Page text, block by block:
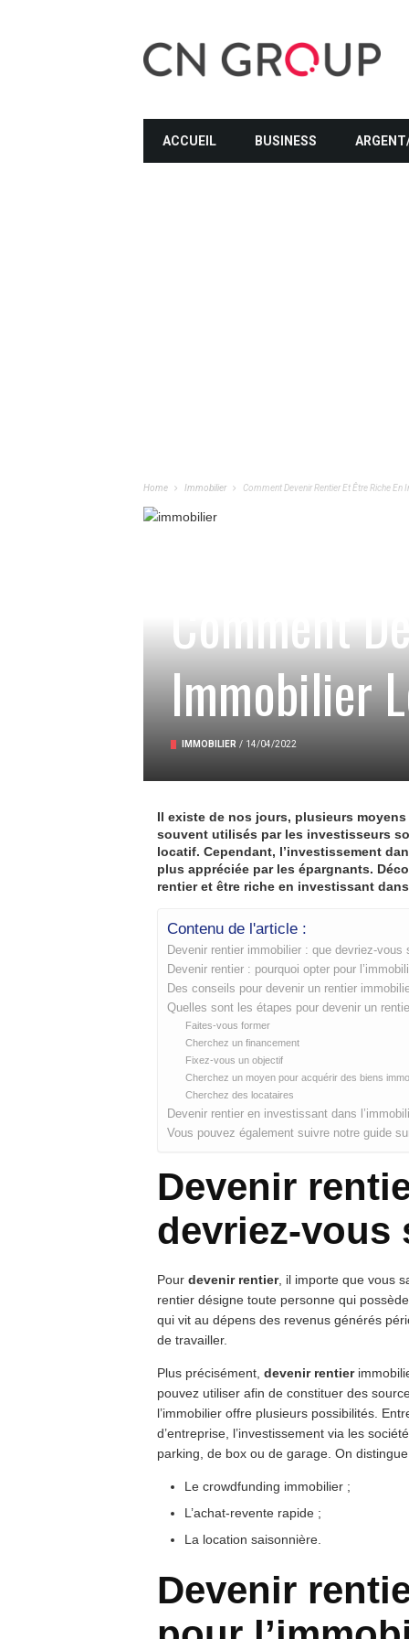
ACCUEIL BUSINESS
Home Immobilier Comment Devenir Rentier Et Être Riche En
Comment
Immobilier
IMMOBILIER / 14/04/2022
Il existe de nos jours, plusieurs
souvent utilisés par les investisseurs
locatif. Cependant, l’investissement
plus appréciée par les épargnants.
rentier et être riche en investissant
Contenu de l'article :
Devenir rentier immobilier : que devriez-vous
Devenir rentier : pourquoi opter pour
Des conseils pour devenir un rentier
Quelles sont les étapes pour devenir un
Faites-vous former
Cherchez un financement
Fixez-vous un objectif
Cherchez un moyen pour acquérir des biens
Cherchez des locataires
Devenir rentier en investissant dans
Vous pouvez également suivre notre guide
Devenir
devriez-vous
Pour devenir rentier, il importe que vous
rentier désigne toute personne qui
qui vit au dépens des revenus générés
de travailler.
Plus précisément, devenir rentier
pouvez utiliser afin de constituer des
l’immobilier offre plusieurs possibilités.
d’entreprise, l’investissement via les
parking, de box ou de garage. On
Le crowdfunding immobilier ;
L’achat-revente rapide ;
La location saisonnière.
Devenir